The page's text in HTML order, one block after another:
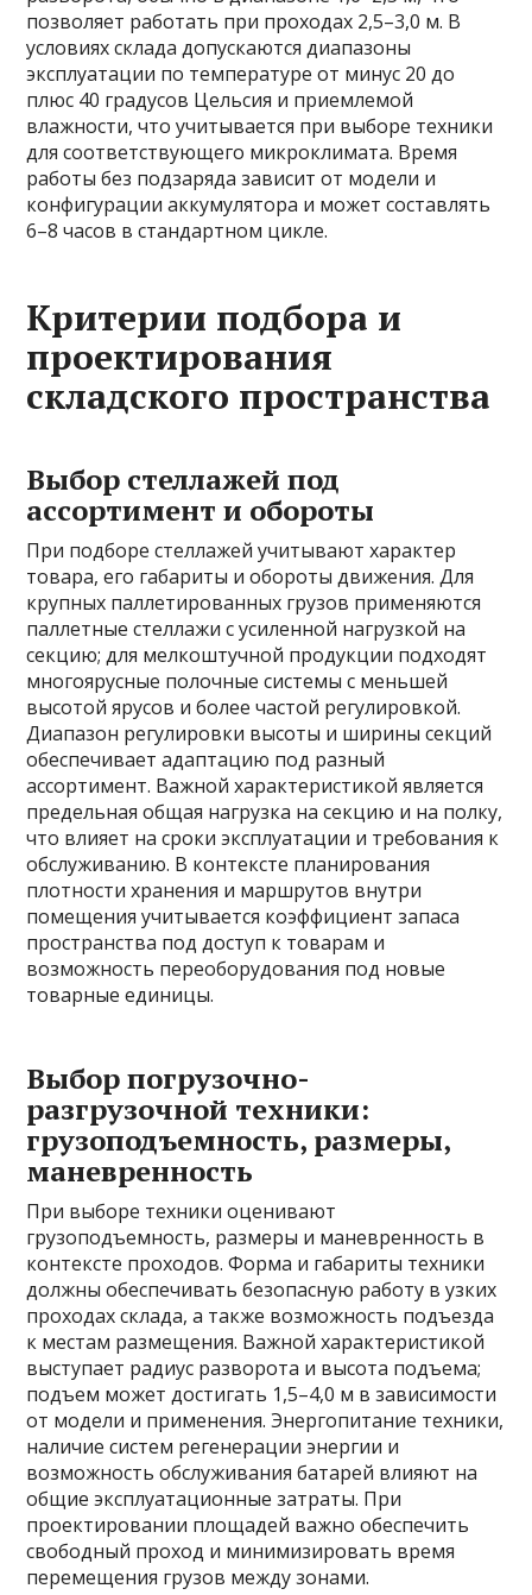
позволяет работать при проходах 2,5–3,0 м. В
условиях склада допускаются диапазоны
эксплуатации по температуре от минус 20 до
плюс 40 градусов Цельсия и приемлемой
влажности, что учитывается при выборе техники
для соответствующего микроклимата. Время
работы без подзаряда зависит от модели и
конфигурации аккумулятора и может составлять
6–8 часов в стандартном цикле.
Критерии подбора и
проектирования
складского пространства
Выбор стеллажей под
ассортимент и обороты
При подборе стеллажей учитывают характер
товара, его габариты и обороты движения. Для
крупных паллетированных грузов применяются
паллетные стеллажи с усиленной нагрузкой на
секцию; для мелкоштучной продукции подходят
многоярусные полочные системы с меньшей
высотой ярусов и более частой регулировкой.
Диапазон регулировки высоты и ширины секций
обеспечивает адаптацию под разный
ассортимент. Важной характеристикой является
предельная общая нагрузка на секцию и на полку,
что влияет на сроки эксплуатации и требования к
обслуживанию. В контексте планирования
плотности хранения и маршрутов внутри
помещения учитывается коэффициент запаса
пространства под доступ к товарам и
возможность переоборудования под новые
товарные единицы.
Выбор погрузочно-
разгрузочной техники:
грузоподъемность, размеры,
маневренность
При выборе техники оценивают
грузоподъемность, размеры и маневренность в
контексте проходов. Форма и габариты техники
должны обеспечивать безопасную работу в узких
проходах склада, а также возможность подъезда
к местам размещения. Важной характеристикой
выступает радиус разворота и высота подъема;
подъем может достигать 1,5–4,0 м в зависимости
от модели и применения. Энергопитание техники,
наличие систем регенерации энергии и
возможность обслуживания батарей влияют на
общие эксплуатационные затраты. При
проектировании площадей важно обеспечить
свободный проход и минимизировать время
перемещения грузов между зонами.